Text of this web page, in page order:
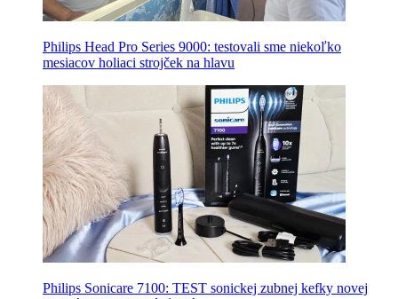
Philips Head Pro Series 9000: testovali sme niekoľko
mesiacov holiaci strojček na hlavu
Philips Sonicare 7100: TEST sonickej zubnej kefky novej